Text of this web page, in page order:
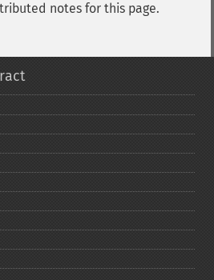
notes for this page.